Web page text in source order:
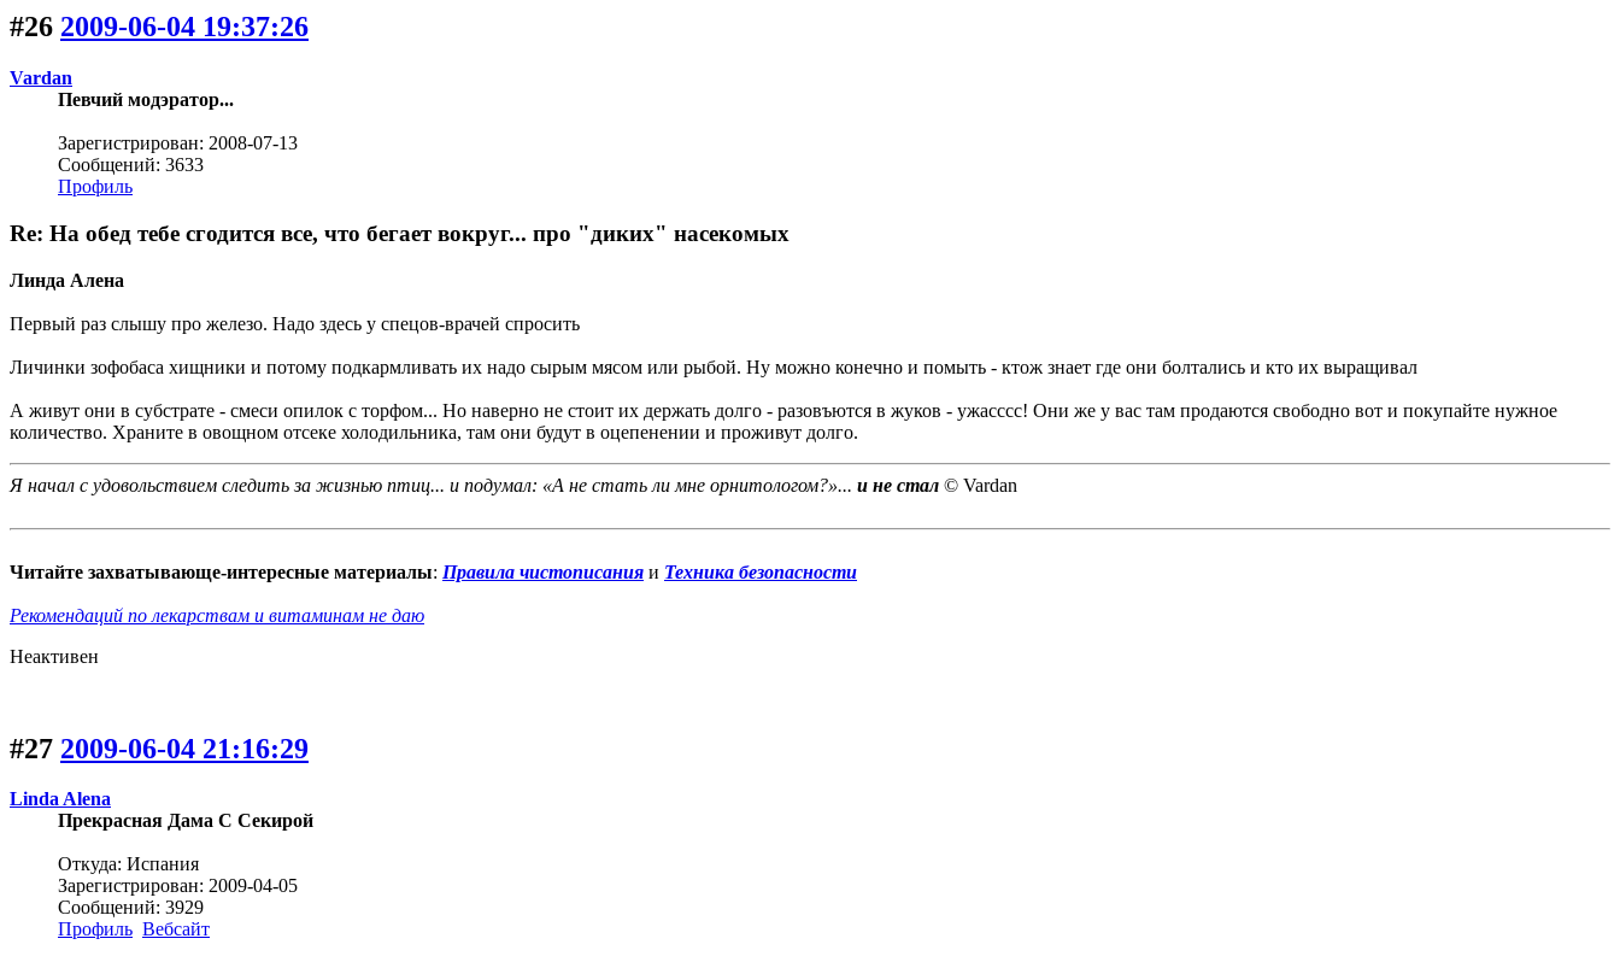
#26 2009-06-04 19:37:26
Vardan
Певчий модэратор...
Зарегистрирован: 2008-07-13
Сообщений: 3633
Профиль
Re: На обед тебе сгодится все, что бегает вокруг... про "диких" насекомых
Линда Алена
Первый раз слышу про железо. Надо здесь у спецов-врачей спросить
Личинки зофобаса хищники и потому подкармливать их надо сырым мясом или рыбой. Ну можно конечно и помыть - ктож знает где они болтались и кто их выращивал
А живут они в субстрате - смеси опилок с торфом... Но наверно не стоит их держать долго - разовъются в жуков - ужасссс! Они же у вас там продаются свободно вот и покупайте нужное
количество. Храните в овощном отсеке холодильника, там они будут в оцепенении и проживут долго.
Я начал с удовольствием следить за жизнью птиц... и подумал: «А не стать ли мне орнитологом?»... и не стал © Vardan
Читайте захватывающе-интересные материалы: Правила чистописания и Техника безопасности
Рекомендаций по лекарствам и витаминам не даю
Неактивен
#27 2009-06-04 21:16:29
Linda Alena
Прекрасная Дама С Секирой
Откуда: Испания
Зарегистрирован: 2009-04-05
Сообщений: 3929
Профиль Вебсайт